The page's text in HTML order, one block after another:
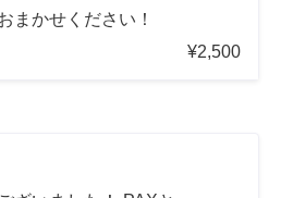
まかせください！
¥2,500